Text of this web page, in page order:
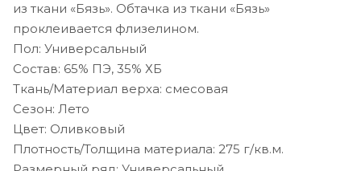
из ткани «Бязь». Обтачка из ткани «Бязь»
проклеивается флизелином.
Пол: Универсальный
Состав: 65% ПЭ, 35% ХБ
Ткань/Материал верха: смесовая
Сезон: Лето
Цвет: Оливковый
Плотность/Толщина материала: 275 г/кв.м.